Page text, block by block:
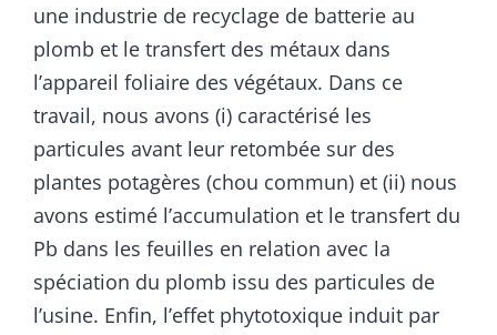
une industrie de recyclage de batterie au
plomb et le transfert des métaux dans
l’appareil foliaire des végétaux. Dans ce
travail, nous avons (i) caractérisé les
particules avant leur retombée sur des
plantes potagères (chou commun) et (ii) nous
avons estimé l’accumulation et le transfert du
Pb dans les feuilles en relation avec la
spéciation du plomb issu des particules de
l’usine. Enfin, l’effet phytotoxique induit par